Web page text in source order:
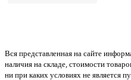
Вся представленная на сайте
наличия на складе, стоимости
ни при каких условиях не является